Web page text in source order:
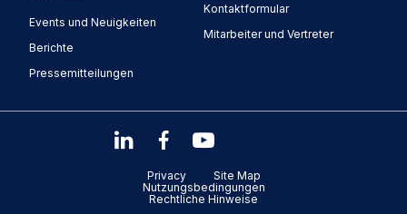
Events und Neuigkeiten
Berichte
Pressemitteilungen
Kontaktformular
Mitarbeiter und Vertreter
Privacy
Site Map
Nutzungsbedingungen
Rechtliche Hinweise